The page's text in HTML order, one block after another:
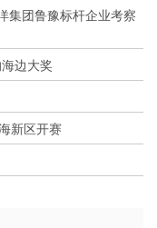
团鲁豫标杆企业考察
边大奖
新区开赛